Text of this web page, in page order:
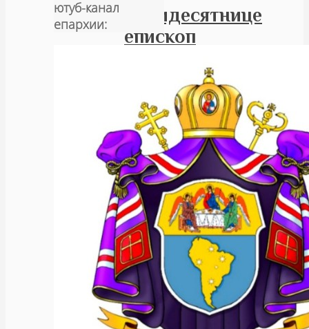
Пятидесятнице
епископ
совершил
Божественную
литургию
в
домовом
храме
благоверного
князя
Александра
Невского
в
Буэнос-
ютуб-канал
епархии: